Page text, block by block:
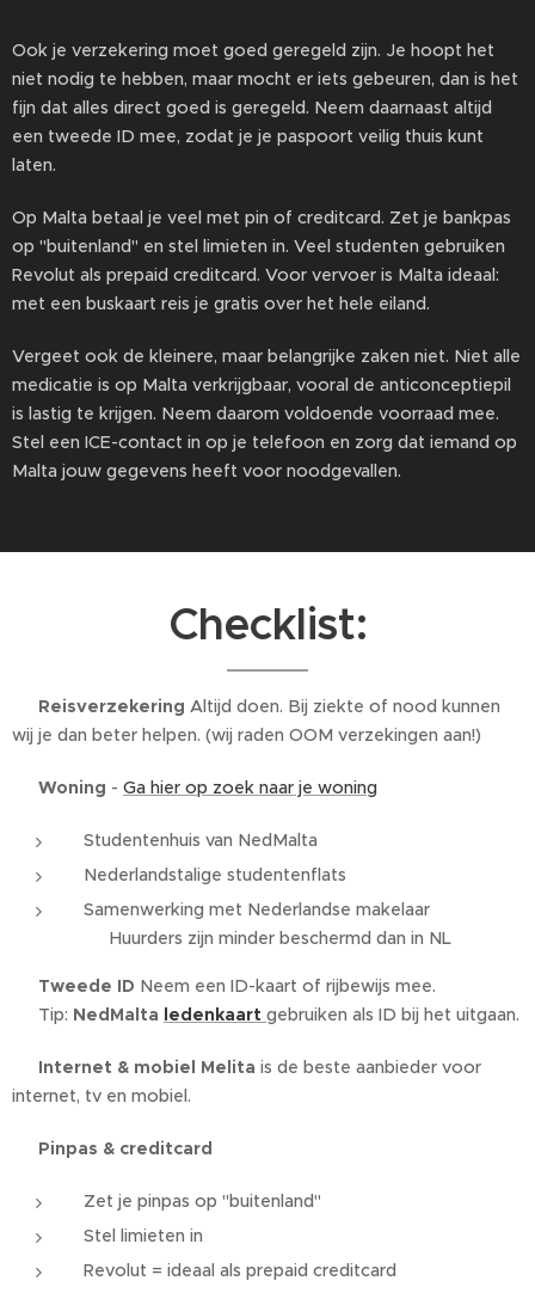
Ook je verzekering moet goed geregeld zijn. Je hoopt het
niet nodig te hebben, maar mocht er iets gebeuren, dan is het
fijn dat alles direct goed is geregeld. Neem daarnaast altijd
een tweede ID mee, zodat je je paspoort veilig thuis kunt
laten.
Op Malta betaal je veel met pin of creditcard. Zet je bankpas
op "buitenland" en stel limieten in. Veel studenten gebruiken
Revolut als prepaid creditcard. Voor vervoer is Malta ideaal:
met een buskaart reis je gratis over het hele eiland.
Vergeet ook de kleinere, maar belangrijke zaken niet. Niet alle
medicatie is op Malta verkrijgbaar, vooral de anticonceptiepil
is lastig te krijgen. Neem daarom voldoende voorraad mee.
Stel een ICE-contact in op je telefoon en zorg dat iemand op
Malta jouw gegevens heeft voor noodgevallen.
Checklist:
✔️ Reisverzekering Altijd doen. Bij ziekte of nood kunnen
wij je dan beter helpen. (wij raden OOM verzekingen aan!)
✔️ Woning - Ga hier op zoek naar je woning
Studentenhuis van NedMalta
Nederlandstalige studentenflats
Samenwerking met Nederlandse makelaar
👉 Huurders zijn minder beschermd dan in NL
✔️ Tweede ID Neem een ID-kaart of rijbewijs mee.
👉 Tip: NedMalta ledenkaart gebruiken als ID bij het uitgaan.
✔️ Internet & mobiel Melita is de beste aanbieder voor
internet, tv en mobiel.
✔️ Pinpas & creditcard
Zet je pinpas op "buitenland"
Stel limieten in
Revolut = ideaal als prepaid creditcard